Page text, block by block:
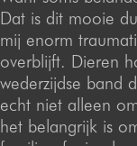
Dat is dit mooie
mij enorm
overblijft. Dieren
wederzijdse band
echt niet alleen
het belangrijk is